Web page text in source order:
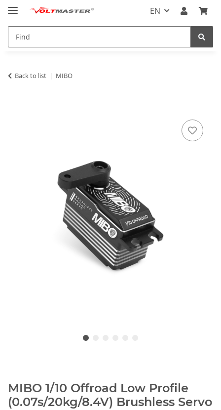
EN
Back to list MIBO
MIBO 1/10 Offroad Low Profile
(0.07s/20kg/8.4V) Brushless Servo